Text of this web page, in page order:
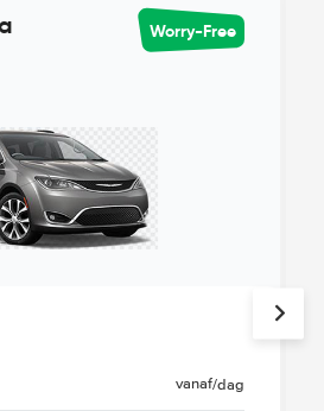
Worry-Free
vanaf/dag